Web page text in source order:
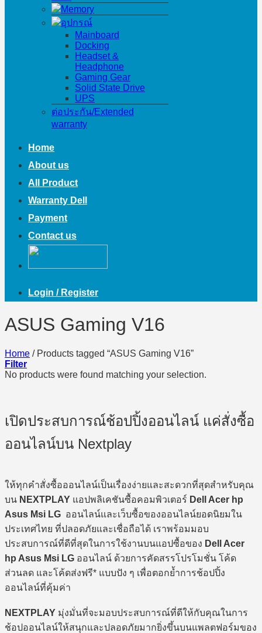
Memory
อุปกรณ์
Mainboard
Docking
Headset &
Headphone
Gaming Gear
Solid State Drive
UPS
ต่อประกัน/Extended
warranty
Home
About us
All Product
Warranty Dell
Payment
Contact us
Login / Register
ASUS Gaming V16
Home /Products tagged “ASUS Gaming V16”
Filter
No products were found matching your selection.
เปิดประสบการณ์ช้อปปิ้งออนไลน์ แค่สั่งซื้อ
ออนไลน์บน Nextplay
ให้ทุกคำสั่งซื้อออนไลน์เป็นเรื่องง่ายและสะดวกที่สุดสำหรับคุณ
บน NEXTPLAY แอปพลิเคชันซื้อคอมพิวเตอร์ Dell Acer hp
Asus Msi LG ออนไลน์และเว็บซื้อของออนไลน์ยอดนิยมใน
ประเทศไทย ที่ปลอดภัยและเชื่อถือได้ เราพร้อมมอบ
ประสบการณ์ที่ดีที่สุดในการใช้งานบนแอปซื้อของ Dell Acer
hp Asus Msi LG ออนไลน์ ด้วยการคัดสรรโปรโมชั่น โค้ด
ส่วนลด และโค้ดส่งฟรี* แบบปัง ๆ เพื่อตอกย้ำการช้อปปิ้ง
ออนไลน์ที่คุ้มค่า
NEXTPLAY มุ่งมั่นที่จะมอบประสบการณ์ที่ดีให้กับคุณในการ
ช้อปออนไลน์ให้สนุกและปลอดภัยมากยิ่งขึ้นบนแพลตฟอร์มของ